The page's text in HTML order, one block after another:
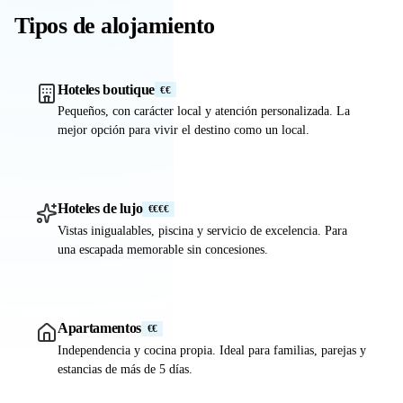
Tipos de alojamiento
Hoteles boutique €€
Pequeños, con carácter local y atención personalizada. La
mejor opción para vivir el destino como un local.
Hoteles de lujo €€€€
Vistas inigualables, piscina y servicio de excelencia. Para
una escapada memorable sin concesiones.
Apartamentos €€
Independencia y cocina propia. Ideal para familias, parejas y
estancias de más de 5 días.